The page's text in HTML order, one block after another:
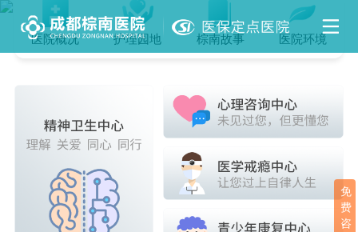
医院概况 护理园地 棕南故事 医院环境
免
费
咨